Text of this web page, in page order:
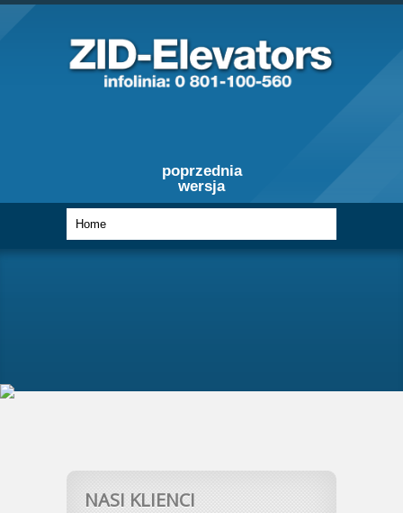
poprzednia
wersja
NASI KLIENCI